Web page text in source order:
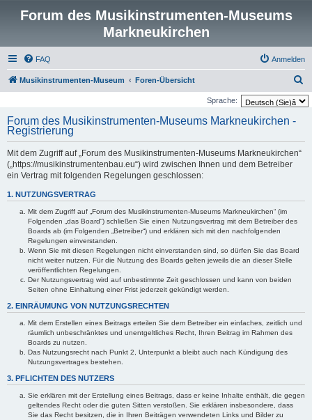
Forum des Musikinstrumenten-Museums
Markneukirchen
FAQ Anmelden
Musikinstrumenten-Museum Foren-Übersicht
u
Sprache:
Forum des Musikinstrumenten-Museums Markneukirchen -
Registrierung
Mit dem Zugriff auf „Forum des Musikinstrumenten-Museums Markneukirchen“
(„https://musikinstrumentenbau.eu“) wird zwischen Ihnen und dem Betreiber
ein Vertrag mit folgenden Regelungen geschlossen:
1. NUTZUNGSVERTRAG
Mit dem Zugriff auf „Forum des Musikinstrumenten-Museums Markneukirchen“ (im
Folgenden „das Board“) schließen Sie einen Nutzungsvertrag mit dem Betreiber des
Boards ab (im Folgenden „Betreiber“) und erklären sich mit den nachfolgenden
Regelungen einverstanden.
Wenn Sie mit diesen Regelungen nicht einverstanden sind, so dürfen Sie das Board
nicht weiter nutzen. Für die Nutzung des Boards gelten jeweils die an dieser Stelle
veröffentlichten Regelungen.
Der Nutzungsvertrag wird auf unbestimmte Zeit geschlossen und kann von beiden
Seiten ohne Einhaltung einer Frist jederzeit gekündigt werden.
2. EINRÄUMUNG VON NUTZUNGSRECHTEN
Mit dem Erstellen eines Beitrags erteilen Sie dem Betreiber ein einfaches, zeitlich und
räumlich unbeschränktes und unentgeltliches Recht, Ihren Beitrag im Rahmen des
Boards zu nutzen.
Das Nutzungsrecht nach Punkt 2, Unterpunkt a bleibt auch nach Kündigung des
Nutzungsvertrages bestehen.
3. PFLICHTEN DES NUTZERS
Sie erklären mit der Erstellung eines Beitrags, dass er keine Inhalte enthält, die gegen
geltendes Recht oder die guten Sitten verstoßen. Sie erklären insbesondere, dass
Sie das Recht besitzen, die in Ihren Beiträgen verwendeten Links und Bilder zu